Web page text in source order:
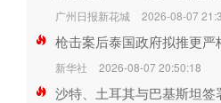
广州日报新花城 2026-08-07
枪击案后泰国政府拟推更严
新华社 2026-08-07 20:50:18
沙特、土耳其与巴基斯坦签